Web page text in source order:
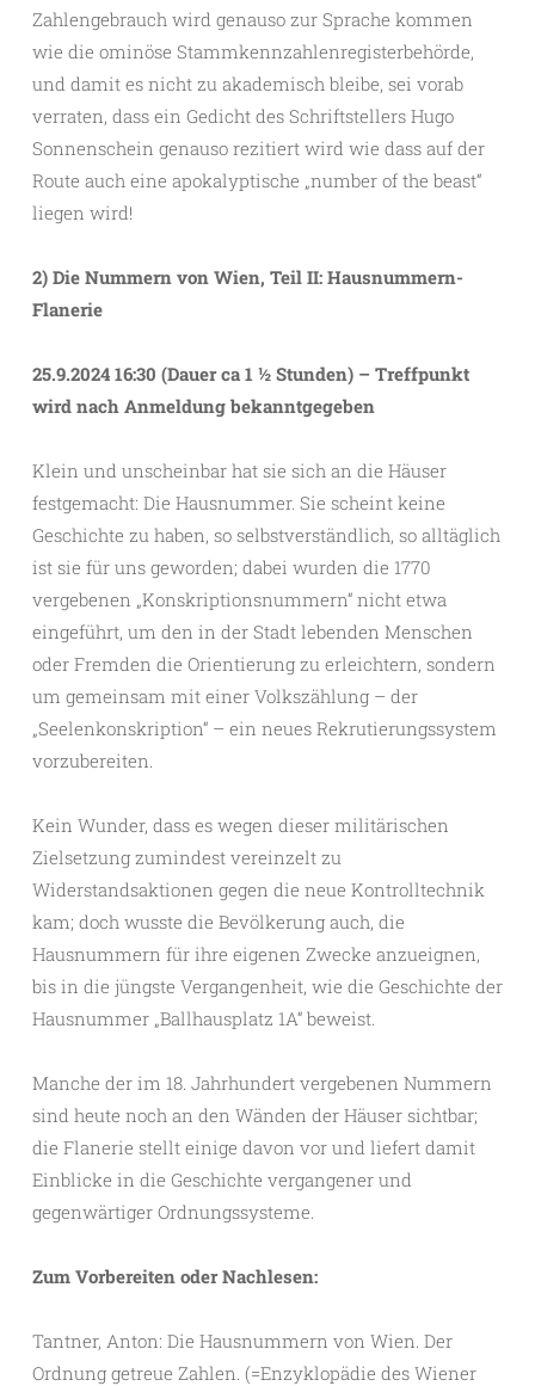
Zahlengebrauch wird genauso zur Sprache kommen
wie die ominöse Stammkennzahlenregisterbehörde,
und damit es nicht zu akademisch bleibe, sei vorab
verraten, dass ein Gedicht des Schriftstellers Hugo
Sonnenschein genauso rezitiert wird wie dass auf der
Route auch eine apokalyptische „number of the beast“
liegen wird!
2) Die Nummern von Wien, Teil II: Hausnummern-
Flanerie
25.9.2024 16:30 (Dauer ca 1 ½ Stunden) – Treffpunkt
wird nach Anmeldung bekanntgegeben
Klein und unscheinbar hat sie sich an die Häuser
festgemacht: Die Hausnummer. Sie scheint keine
Geschichte zu haben, so selbstverständlich, so alltäglich
ist sie für uns geworden; dabei wurden die 1770
vergebenen „Konskriptionsnummern“ nicht etwa
eingeführt, um den in der Stadt lebenden Menschen
oder Fremden die Orientierung zu erleichtern, sondern
um gemeinsam mit einer Volkszählung – der
„Seelenkonskription“ – ein neues Rekrutierungssystem
vorzubereiten.
Kein Wunder, dass es wegen dieser militärischen
Zielsetzung zumindest vereinzelt zu
Widerstandsaktionen gegen die neue Kontrolltechnik
kam; doch wusste die Bevölkerung auch, die
Hausnummern für ihre eigenen Zwecke anzueignen,
bis in die jüngste Vergangenheit, wie die Geschichte der
Hausnummer „Ballhausplatz 1A“ beweist.
Manche der im 18. Jahrhundert vergebenen Nummern
sind heute noch an den Wänden der Häuser sichtbar;
die Flanerie stellt einige davon vor und liefert damit
Einblicke in die Geschichte vergangener und
gegenwärtiger Ordnungssysteme.
Zum Vorbereiten oder Nachlesen:
Tantner, Anton: Die Hausnummern von Wien. Der
Ordnung getreue Zahlen. (=Enzyklopädie des Wiener